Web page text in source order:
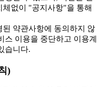
체없이 "공지사항"을 통해
약관사항에 동의하지 않
스 이용을 중단하고 이용계
습니다.
)